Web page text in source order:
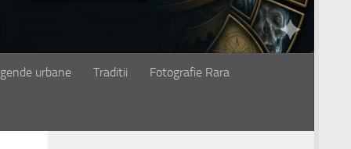
urbane Traditii Fotografie Rara